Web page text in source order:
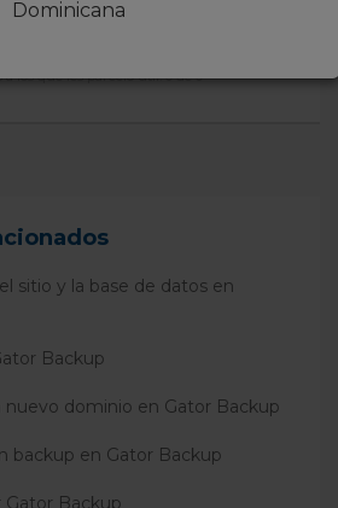
a los que les pareció útil: 0 de 0
sitio y la base de datos en
Backup
dominio en Gator Backup
backup en Gator Backup
Backup
Dominicana